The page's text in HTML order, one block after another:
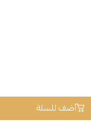
أضف للسلة